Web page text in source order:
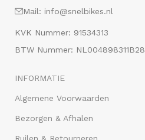
Mail: info@snelbikes.nl
KVK Nummer: 91534313
BTW Nummer: NL004898311B28
INFORMATIE
Algemene Voorwaarden
Bezorgen & Afhalen